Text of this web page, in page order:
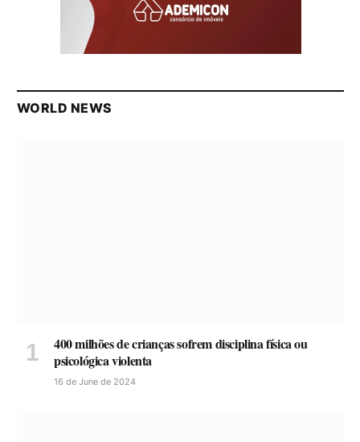
WORLD NEWS
400 milhões de crianças sofrem disciplina física ou
psicológica violenta
16 de June de 2024